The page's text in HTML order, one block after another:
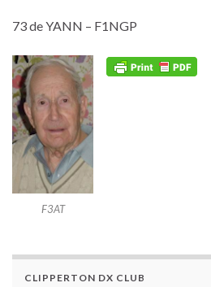
73 de YANN – F1NGP
F3AT
CLIPPERTON DX CLUB